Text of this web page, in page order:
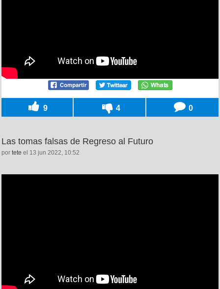
9 4 0
Las tomas falsas de Regreso al Futuro
por tete el 13 jun 2022, 10:52